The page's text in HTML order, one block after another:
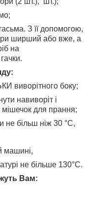
З її допомогою,
ширший або вже, а
на
виворітного боку;
навиворіт і
мішечок для прання;
не більш ніж 30 °C,
машині,
не більше 130°C.
Вам: